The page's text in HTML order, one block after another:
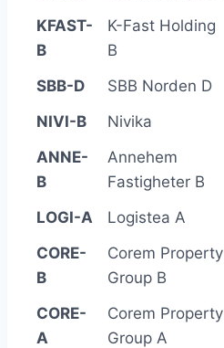
KFAST-
B
K-Fast Holding
B
SBB-D SBB Norden D
NIVI-B
Nivika
ANNE-
B
Annehem
Fastigheter B
LOGI-A Logistea A
CORE-
B
Corem Property
Group B
CORE-
A
Corem Property
Group A